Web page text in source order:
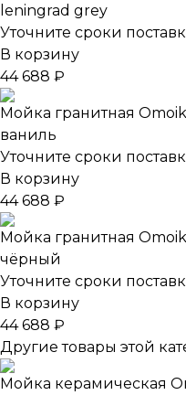
leningrad grey
Уточните сроки
В корзину
44 688 ₽
Мойка гранитная
ваниль
Уточните сроки
В корзину
44 688 ₽
Мойка гранитная
чёрный
Уточните сроки
В корзину
44 688 ₽
Другие товары этой
Мойка керамическая